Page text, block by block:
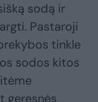
sodą ir
Pastaroji
tinkle
sodos kitos
geresnės